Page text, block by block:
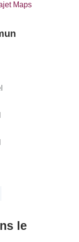
Maps
le